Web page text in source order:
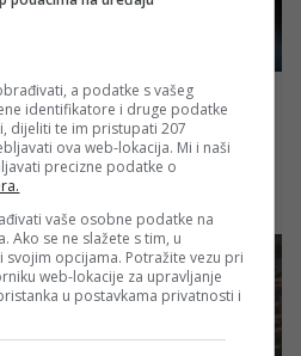
a podatke s vašeg
identifikatore i druge podatke
dijeliti te im pristupati 207
ova web-lokacija. Mi i naši
precizne podatke o
vaše osobne podatke na
Ako se ne slažete s tim, u
svojim opcijama. Potražite vezu pri
web-lokacije za upravljanje
u postavkama privatnosti i